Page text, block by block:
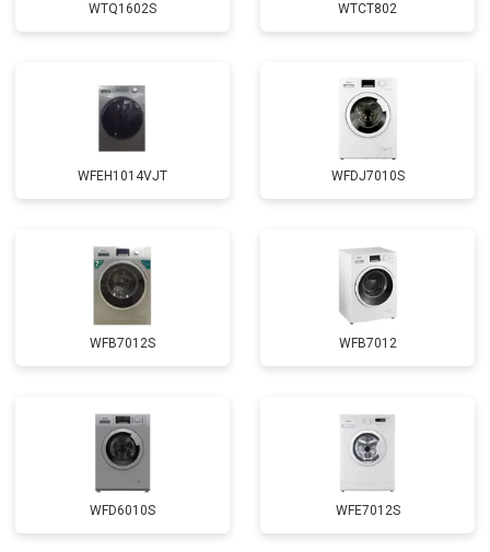
Замена подшипников от 2800 ₽ Заказать
Замена мотора от 3800 ₽ Заказать
от 2200 ₽ Заказать
Замена ТЭН от 2300 ₽
Замена блока управления от 3600 ₽ Заказать
Замена прессостата от 3350 ₽ Заказать
Замена сливного насоса от 3450 ₽
Замена сливного шланга от 2100 ₽ Заказать
WTQ1602S WTCT802
WFEH1014VJT WFDJ7010S
WFB7012S WFB7012
WFD6010S WFE7012S